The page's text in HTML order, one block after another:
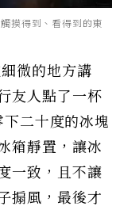
摸得到、看得到的東
微的地方講
友人點了一杯
二十度的冰塊
箱靜置，讓冰
一致，且不讓
搧風，最後才